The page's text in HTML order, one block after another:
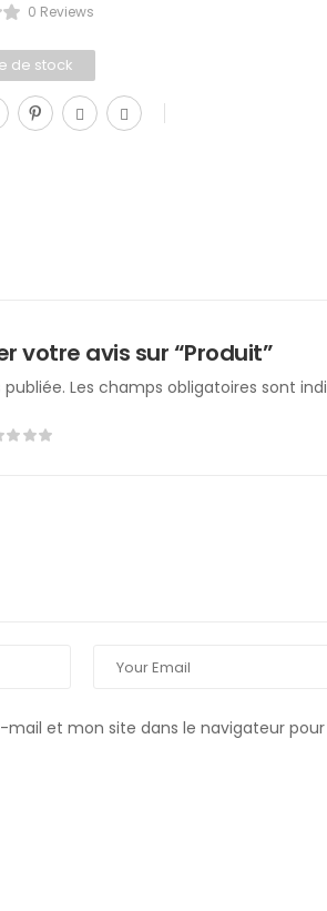
0 Reviews
de stock
votre avis sur “Produit”
Les champs obligatoires sont
et mon site dans le navigateur